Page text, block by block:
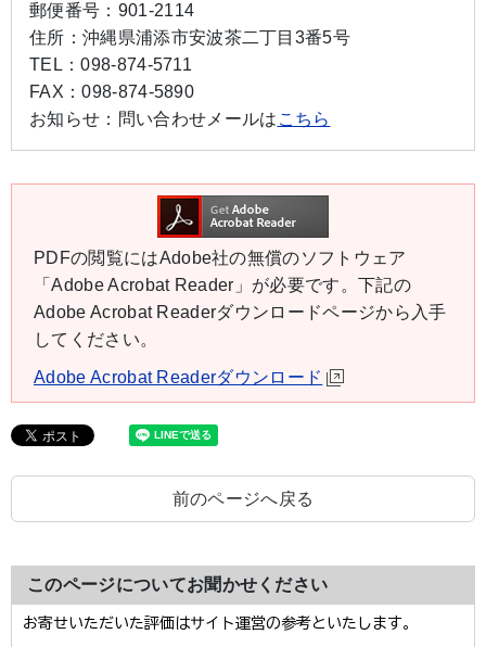
郵便番号： 901-2114
住所： 沖縄県浦添市安波茶二丁目3番5号
TEL：098-874-5711
FAX：098-874-5890
お知らせ： 問い合わせメールは こちら
PDFの閲覧にはAdobe社の無償のソフトウェア
「Adobe Acrobat Reader」が必要です。下記の
Adobe Acrobat Readerダウンロードページから入手
してください。
Adobe Acrobat Readerダウンロード
前のページへ戻る
このページについてお聞かせください